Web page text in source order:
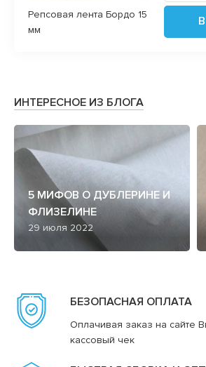
Репсовая лента Бордо 15
мм
ИНТЕРЕСНОЕ ИЗ БЛОГА
5 МИФОВ О ДУБЛЕРИНЕ И
ФЛИЗЕЛИНЕ
29 июля 2022
БЕЗОПАСНАЯ ОПЛАТА
Оплачивая заказ на сайте
кассовый чек